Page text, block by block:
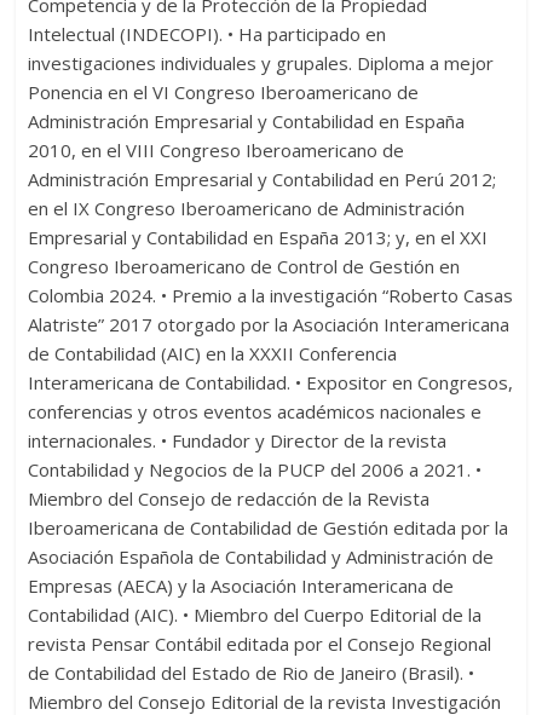
Intelectual (INDECOPI). • Ha participado en
investigaciones individuales y grupales. Diploma a mejor
Ponencia en el VI Congreso Iberoamericano de
Administración Empresarial y Contabilidad en España
2010, en el VIII Congreso Iberoamericano de
Administración Empresarial y Contabilidad en Perú 2012;
en el IX Congreso Iberoamericano de Administración
Empresarial y Contabilidad en España 2013; y, en el XXI
Congreso Iberoamericano de Control de Gestión en
Colombia 2024. • Premio a la investigación “Roberto Casas
Alatriste” 2017 otorgado por la Asociación Interamericana
de Contabilidad (AIC) en la XXXII Conferencia
Interamericana de Contabilidad. • Expositor en Congresos,
conferencias y otros eventos académicos nacionales e
internacionales. • Fundador y Director de la revista
Contabilidad y Negocios de la PUCP del 2006 a 2021. •
Miembro del Consejo de redacción de la Revista
Iberoamericana de Contabilidad de Gestión editada por la
Asociación Española de Contabilidad y Administración de
Empresas (AECA) y la Asociación Interamericana de
Contabilidad (AIC). • Miembro del Cuerpo Editorial de la
revista Pensar Contábil editada por el Consejo Regional
de Contabilidad del Estado de Rio de Janeiro (Brasil). •
Miembro del Consejo Editorial de la revista Investigación